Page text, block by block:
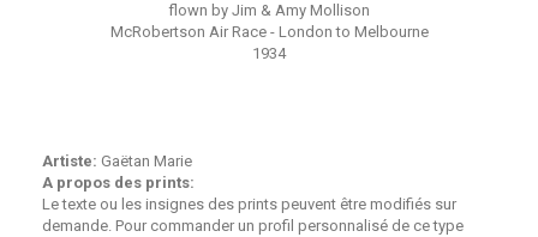
flown by Jim & Amy Mollison
McRobertson Air Race - London to Melbourne
1934
Artiste: Gaëtan Marie
A propos des prints:
Le texte ou les insignes des prints peuvent être modifiés sur
demande. Pour commander un profil personnalisé de ce type